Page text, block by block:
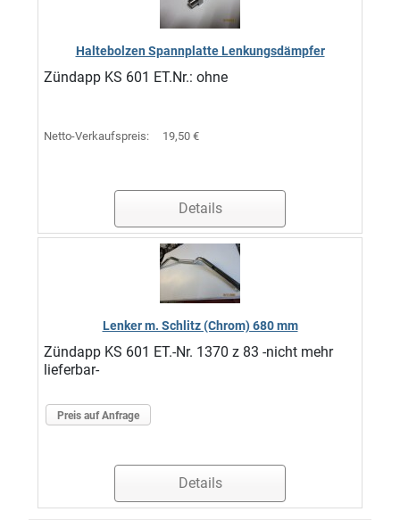
Haltebolzen Spannplatte Lenkungsdämpfer
Zündapp KS 601 ET.Nr.: ohne
Netto-Verkaufspreis: 19,50 €
Details
Lenker m. Schlitz (Chrom) 680 mm
Zündapp KS 601 ET.-Nr. 1370 z 83 -nicht mehr
lieferbar-
Preis auf Anfrage
Details